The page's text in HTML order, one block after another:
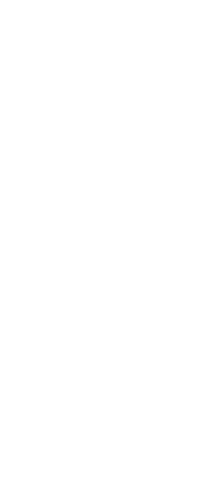
De rijdynamiek van
in feite meer op die
sneeuwscooter. De
de machine
rijden, verschillen
bochten. Rijd je met
Ryker, dan stuur je
lichaamsgewicht in
sneeuwscooter of
immers het